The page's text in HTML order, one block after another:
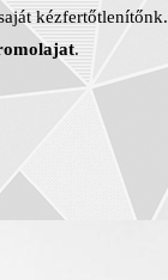
kézfertőtlenítőnk.
.